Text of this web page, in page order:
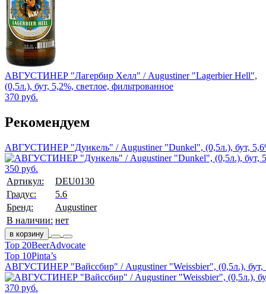
АВГУСТИНЕР "Лагербир Хелл" / Augustiner "Lagerbier Hell",
(0,5л.), бут, 5,2%, светлое, фильтрованное
370 руб.
Рекомендуем
АВГУСТИНЕР "Дункель" / Augustiner "Dunkel", (0,5л.), бут,
350 руб.
Артикул:
DEU0130
Градус:
5.6
Бренд:
Augustiner
В наличии: нет
в корзину
Top 20BeerAdvocate
Top 10Pinta’s
АВГУСТИНЕР "Вайссбир" / Augustiner "Weissbier", (0,5л.), бут,
370 руб.